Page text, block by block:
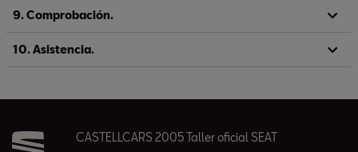
9. Comprobación.
10. Asistencia.
CASTELLCARS 2005 Taller oficial SEAT